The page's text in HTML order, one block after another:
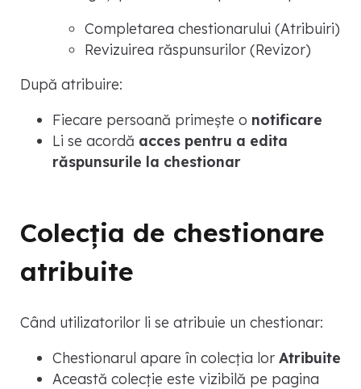
Completarea chestionarului (Atribuiri)
Revizuirea răspunsurilor (Revizor)
După atribuire:
Fiecare persoană primește o notificare
Li se acordă acces pentru a edita
răspunsurile la chestionar
Colecția de chestionare
atribuite
Când utilizatorilor li se atribuie un chestionar:
Chestionarul apare în colecția lor Atribuite
Această colecție este vizibilă pe pagina